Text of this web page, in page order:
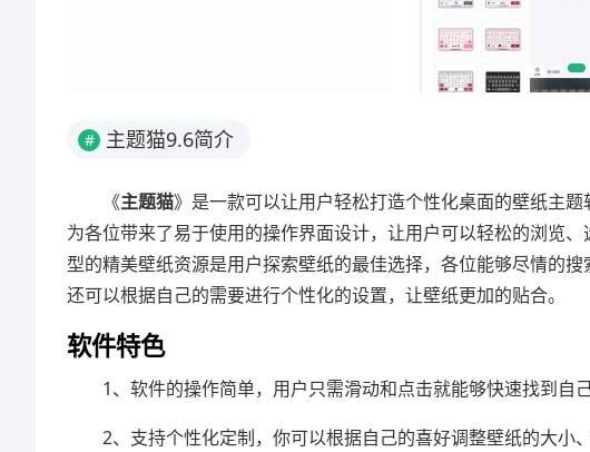
# 主题猫9.6简介
《主题猫》是一款可以让用户轻松打造个性化桌面的壁纸主
为各位带来了易于使用的操作界面设计，让用户可以轻松的浏览
型的精美壁纸资源是用户探索壁纸的最佳选择，各位能够尽情的
还可以根据自己的需要进行个性化的设置，让壁纸更加的贴合。
软件特色
1、软件的操作简单，用户只需滑动和点击就能够快速找到自
2、支持个性化定制，你可以根据自己的喜好调整壁纸的大小